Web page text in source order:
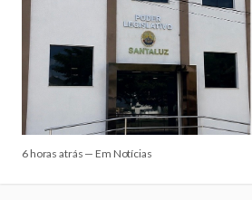
6 horas atrás — Em Notícias